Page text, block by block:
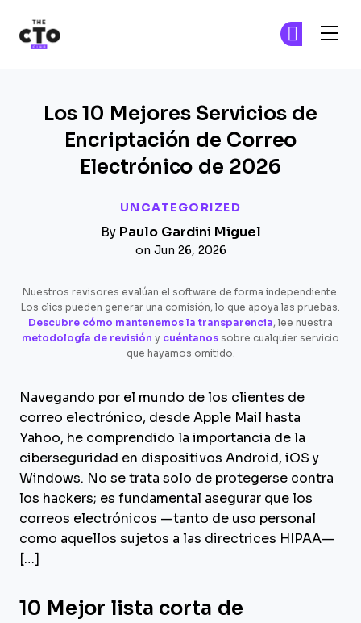
UNCATEGORIZED
Los 10 Mejores Servicios de
Encriptación de Correo
Electrónico de 2026
By Paulo Gardini Miguel
on Jun 26, 2026
Nuestros revisores evalúan el software de forma independiente.
Los clics pueden generar una comisión, lo que apoya las pruebas.
Descubre cómo mantenemos la transparencia, lee nuestra
metodología de revisión y cuéntanos sobre cualquier servicio
que hayamos omitido.
Navegando por el mundo de los clientes de
correo electrónico, desde Apple Mail hasta
Yahoo, he comprendido la importancia de la
ciberseguridad en dispositivos Android, iOS y
Windows. No se trata solo de protegerse contra
los hackers; es fundamental asegurar que los
correos electrónicos —tanto de uso personal
como aquellos sujetos a las directrices HIPAA—
[…]
10 Mejor lista corta de